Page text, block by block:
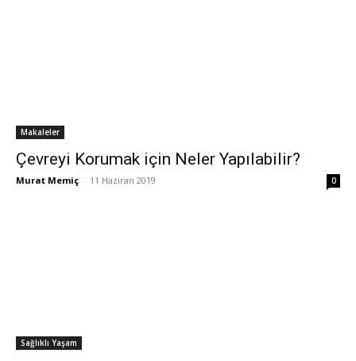
Makaleler
Çevreyi Korumak için Neler Yapılabilir?
Murat Memiç - 11 Haziran 2019 0
Sağlıklı Yaşam